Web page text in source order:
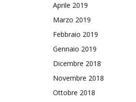
Aprile 2019
Marzo 2019
Febbraio 2019
Gennaio 2019
Dicembre 2018
Novembre 2018
Ottobre 2018